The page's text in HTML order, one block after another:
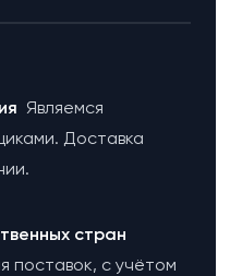
Являемся
Доставка
стран
поставок, с учётом